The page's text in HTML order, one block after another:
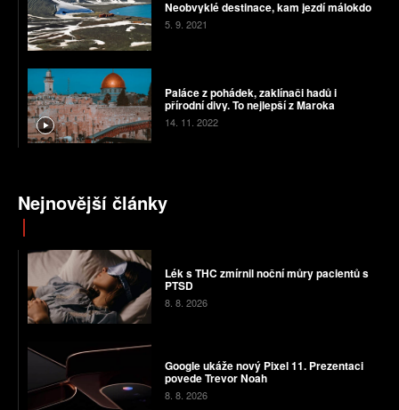
Neobvyklé destinace, kam jezdí málokdo
5. 9. 2021
Paláce z pohádek, zaklínači hadů i
přírodní divy. To nejlepší z Maroka
14. 11. 2022
Nejnovější články
Lék s THC zmírnil noční můry pacientů s
PTSD
8. 8. 2026
Google ukáže nový Pixel 11. Prezentaci
povede Trevor Noah
8. 8. 2026